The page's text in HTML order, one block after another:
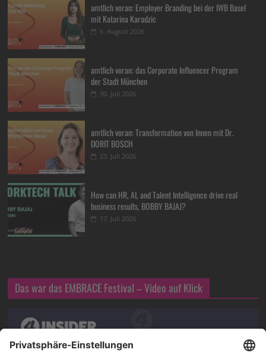
amtlich voran: Employer Branding bei der IWB Basel
mit Katarina Karadzic
6. August 2026
amtlich voran: das Corporate Influencer Program
der Stadt München
30. Juli 2026
amtlich voran: Transformation von Innen mit Dr.
DORIT BOSCH
23. Juli 2026
How can HR, AI, and Talent Intelligence drive real
business results, BOBBY BAJAJ?
17. Juli 2026
Das war das EMBRACE Festival – Video auf Klick